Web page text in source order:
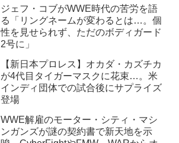
ジェフ・コブがWWE時代の苦労を語
る「リングネームが変わるとは…。個
性を見せられず、ただのボディガード
2号に」
【新日本プロレス】オカダ・カズチカ
が4代目タイガーマスクに花束…。米
インディ団体での試合後にサプライズ
登場
WWE解雇のモーター・シティ・マシ
ンガンズが謎の契約書で新天地を示